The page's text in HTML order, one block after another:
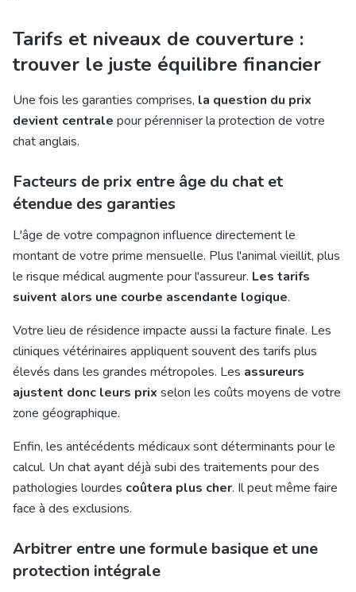
Tarifs et niveaux de couverture :
trouver le juste équilibre financier
Une fois les garanties comprises, la question du prix
devient centrale pour pérenniser la protection de votre
chat anglais.
Facteurs de prix entre âge du chat et
étendue des garanties
L'âge de votre compagnon influence directement le
montant de votre prime mensuelle. Plus l'animal vieillit, plus
le risque médical augmente pour l'assureur. Les tarifs
suivent alors une courbe ascendante logique.
Votre lieu de résidence impacte aussi la facture finale. Les
cliniques vétérinaires appliquent souvent des tarifs plus
élevés dans les grandes métropoles. Les assureurs
ajustent donc leurs prix selon les coûts moyens de votre
zone géographique.
Enfin, les antécédents médicaux sont déterminants pour le
calcul. Un chat ayant déjà subi des traitements pour des
pathologies lourdes coûtera plus cher. Il peut même faire
face à des exclusions.
Arbitrer entre une formule basique et une
protection intégrale